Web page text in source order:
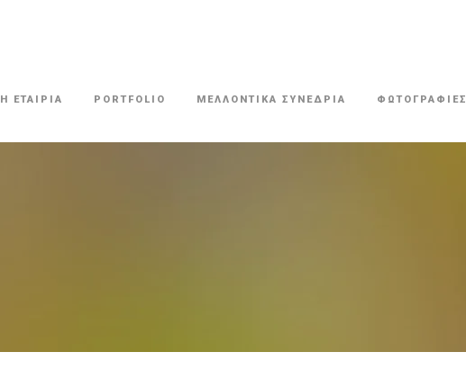
Η ΕΤΑΙΡΙΑ PORTFOLIO ΜΕΛΛΟΝΤΙΚΑ ΣΥΝΕΔΡΙΑ ΦΩΤΟΓΡΑΦΙΕΣ